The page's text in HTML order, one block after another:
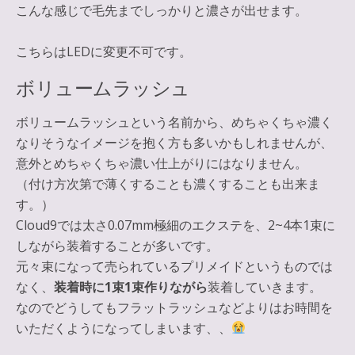
こんな感じで毛先までしっかりと濃さが出せます。
こちらはLEDに変更不可です。
ボリュームラッシュ
ボリュームラッシュという名前から、めちゃくちゃ濃く
なりそうなイメージを抱く方も多いかもしれませんが、
意外とめちゃくちゃ濃い仕上がりにはなりません。
（付け方次第で薄くすることも濃くすることも出来ま
す。）
Cloud9では太さ0.07mm極細のエクステを、2~4本1束に
しながら装着することが多いです。
元々束になって売られているプリメイドというものでは
なく、 装着時に1束1束作りながら装着していきます。
なのでどうしてもフラットラッシュなどよりはお時間を
いただくようになってしまいます、、